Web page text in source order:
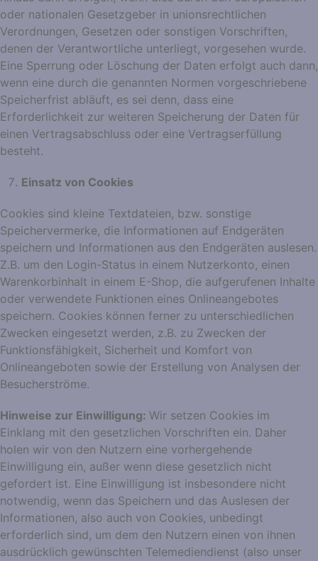
oder nationalen Gesetzgeber in unionsrechtlichen
Verordnungen, Gesetzen oder sonstigen Vorschriften,
denen der Verantwortliche unterliegt, vorgesehen wurde.
Eine Sperrung oder Löschung der Daten erfolgt auch dann,
wenn eine durch die genannten Normen vorgeschriebene
Speicherfrist abläuft, es sei denn, dass eine
Erforderlichkeit zur weiteren Speicherung der Daten für
einen Vertragsabschluss oder eine Vertragserfüllung
besteht.
Einsatz von Cookies
Cookies sind kleine Textdateien, bzw. sonstige
Speichervermerke, die Informationen auf Endgeräten
speichern und Informationen aus den Endgeräten auslesen.
Z.B. um den Login-Status in einem Nutzerkonto, einen
Warenkorbinhalt in einem E-Shop, die aufgerufenen Inhalte
oder verwendete Funktionen eines Onlineangebotes
speichern. Cookies können ferner zu unterschiedlichen
Zwecken eingesetzt werden, z.B. zu Zwecken der
Funktionsfähigkeit, Sicherheit und Komfort von
Onlineangeboten sowie der Erstellung von Analysen der
Besucherströme.
Hinweise zur Einwilligung: Wir setzen Cookies im
Einklang mit den gesetzlichen Vorschriften ein. Daher
holen wir von den Nutzern eine vorhergehende
Einwilligung ein, außer wenn diese gesetzlich nicht
gefordert ist. Eine Einwilligung ist insbesondere nicht
notwendig, wenn das Speichern und das Auslesen der
Informationen, also auch von Cookies, unbedingt
erforderlich sind, um dem den Nutzern einen von ihnen
ausdrücklich gewünschten Telemediendienst (also unser